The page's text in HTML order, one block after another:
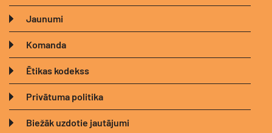
Jaunumi
Komanda
Ētikas kodekss
Privātuma politika
Biežāk uzdotie jautājumi